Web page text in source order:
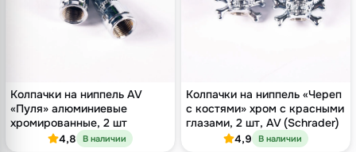
Колпачки на ниппель AV
«Пуля» алюминиевые
хромированные, 2 шт
4,8 В наличии
Колпачки на ниппель «Череп
с костями» хром с красными
глазами, 2 шт, AV (Schrader)
4,9 В наличии